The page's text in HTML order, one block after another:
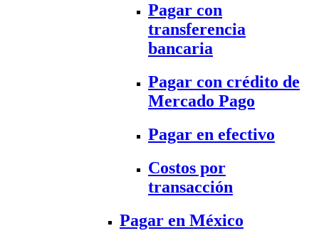
Pagar con
transferencia
bancaria
Pagar con crédito de
Mercado Pago
Pagar en efectivo
Costos por
transacción
Pagar en México